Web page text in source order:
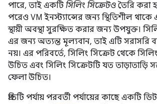
পারে, তাই একটি সিলিং সিক্রেটও তৈরি করা
পরেও VM ইনস্ট্যান্সের জন্য স্থিতিশীল থাকে
স্থায়ী অবস্থা সুরক্ষিত করার জন্য উপযুক্ত।
এর জন্য অত্যন্ত মূল্যবান, তাই এটি সরাসরি
নয়। এর পরিবর্তে, সিলিং সিক্রেট থেকে
উচিত এবং সিলিং সিক্রেটটি যত তাড়াতাড়ি
ফেলা উচিত।
প্রতিটি পর্যায় পরবর্তী পর্যায়ের কাছে একটি